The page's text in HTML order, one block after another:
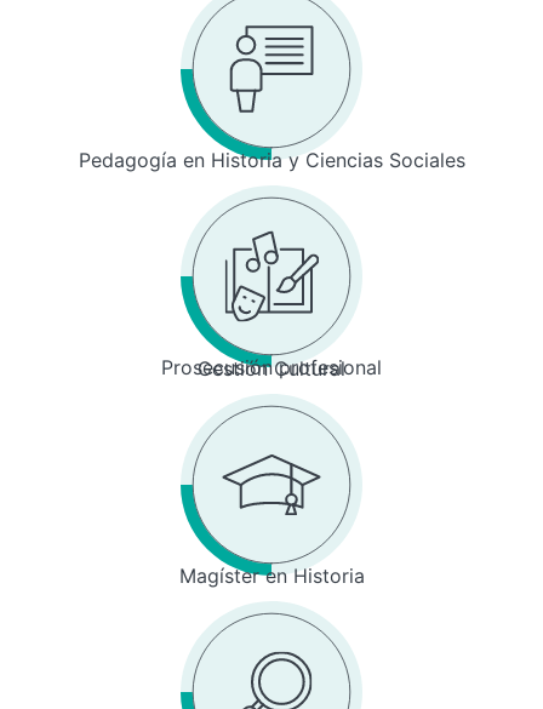
Pedagogía en Historia y Ciencias Sociales
Prosecusión profesional
Gestión Cultural
Magíster en Historia